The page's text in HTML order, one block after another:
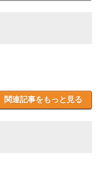
関連記事をもっと見る